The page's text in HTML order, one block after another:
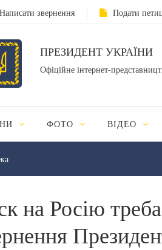
Написати звернення Подати
ПРЕЗИДЕНТ УКРАЇНИ
Офіційне інтернет-
ФОТО ВІДЕО
на Росію